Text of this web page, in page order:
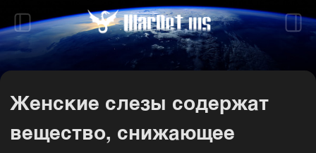
Женские слезы содержат
вещество, снижающее